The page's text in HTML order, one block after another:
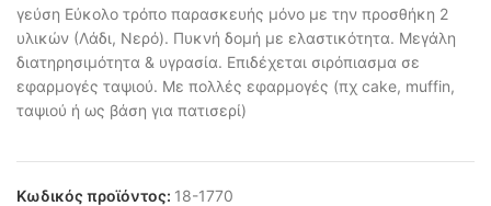
γεύση Εύκολο τρόπο παρασκευής μόνο με την προσθήκη 2
υλικών (Λάδι, Νερό). Πυκνή δομή με ελαστικότητα. Μεγάλη
διατηρησιμότητα & υγρασία. Επιδέχεται σιρόπιασμα σε
εφαρμογές ταψιού. Με πολλές εφαρμογές (πχ cake, muffin,
ταψιού ή ως βάση για πατισερί)
Κωδικός προϊόντος: 18-1770